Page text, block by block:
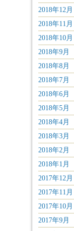
2018年12月
2018年11月
2018年10月
2018年9月
2018年8月
2018年7月
2018年6月
2018年5月
2018年4月
2018年3月
2018年2月
2018年1月
2017年12月
2017年11月
2017年10月
2017年9月